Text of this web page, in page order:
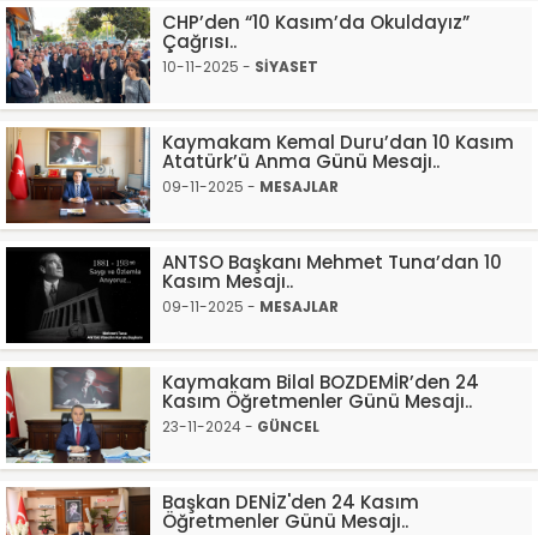
CHP’den “10 Kasım’da Okuldayız”
Çağrısı..
10-11-2025 - SİYASET
Kaymakam Kemal Duru’dan 10 Kasım
Atatürk’ü Anma Günü Mesajı..
09-11-2025 - MESAJLAR
ANTSO Başkanı Mehmet Tuna’dan 10
Kasım Mesajı..
09-11-2025 - MESAJLAR
Kaymakam Bilal BOZDEMİR’den 24
Kasım Öğretmenler Günü Mesajı..
23-11-2024 - GÜNCEL
Başkan DENİZ'den 24 Kasım
Öğretmenler Günü Mesajı..